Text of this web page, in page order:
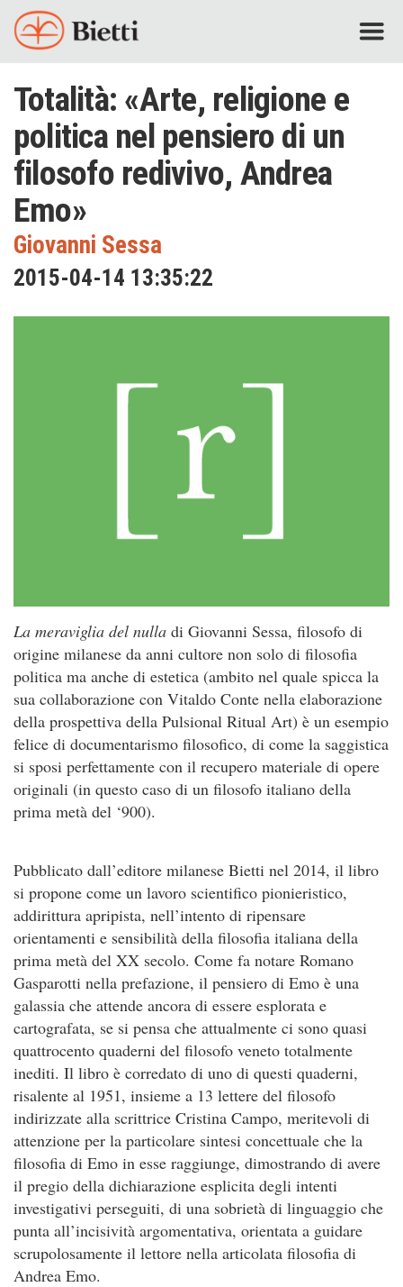
Totalità: «Arte, religione e
politica nel pensiero di un
filosofo redivivo, Andrea
Emo»
Giovanni Sessa
2015-04-14 13:35:22
La meraviglia del nulla di Giovanni Sessa, filosofo di
origine milanese da anni cultore non solo di filosofia
politica ma anche di estetica (ambito nel quale spicca la
sua collaborazione con Vitaldo Conte nella elaborazione
della prospettiva della Pulsional Ritual Art) è un esempio
felice di documentarismo filosofico, di come la saggistica
si sposi perfettamente con il recupero materiale di opere
originali (in questo caso di un filosofo italiano della
prima metà del ‘900).
Pubblicato dall’editore milanese Bietti nel 2014, il libro
si propone come un lavoro scientifico pionieristico,
addirittura apripista, nell’intento di ripensare
orientamenti e sensibilità della filosofia italiana della
prima metà del XX secolo. Come fa notare Romano
Gasparotti nella prefazione, il pensiero di Emo è una
galassia che attende ancora di essere esplorata e
cartografata, se si pensa che attualmente ci sono quasi
quattrocento quaderni del filosofo veneto totalmente
inediti. Il libro è corredato di uno di questi quaderni,
risalente al 1951, insieme a 13 lettere del filosofo
indirizzate alla scrittrice Cristina Campo, meritevoli di
attenzione per la particolare sintesi concettuale che la
filosofia di Emo in esse raggiunge, dimostrando di avere
il pregio della dichiarazione esplicita degli intenti
investigativi perseguiti, di una sobrietà di linguaggio che
punta all’incisività argomentativa, orientata a guidare
scrupolosamente il lettore nella articolata filosofia di
Andrea Emo.